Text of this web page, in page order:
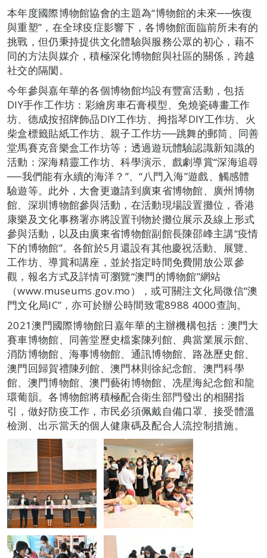
本年度國際博物館協會的主題為“博物館的未來──恢復
與重塑”，在全球疫症影響下，各博物館面臨前所未有的
挑戰，但仍秉持提供文化體驗與服務公眾的初心，藉不
同的方法與媒介，積極深化博物館與社區的關係，跨越
社交的隔閡。
今年參與嘉年華的各個博物館均設有豐富活動，包括
DIY手作工作坊：彩繪房車石膏模型、免燒瓷磚畫工作
坊、德成按招牌飾品DIY工作坊、拇指琴DIY工作坊、火
柴盒標籤貼紙工作坊、親子工作坊──跳舞的郵筒、同善
堂馬賽克音樂盒工作坊等；透過遊玩體驗認識新知識的
活動：深海精靈工作坊、科學演示、戲劇導賞“深海追尋
──我們能有永續的海洋？”、“八門入海”遊戲、觸感體
驗遊等。此外，大會更邀請到廣東省博物館、廣州博物
館、深圳博物館參與活動，在活動現場設置攤位，香港
康樂及文化事務署亦將設置刊物於攤位展示及線上形式
參與活動，以及由廣東省博物館副館長陳邵峰主講“疫情
下的博物館”。各館於5月還設有其他慶祝活動、展覽、
工作坊、導賞和講座，並於指定時間免費開放公眾參
觀，報名方式及詳情可瀏覽“澳門的博物館”網站
（www.museums.gov.mo），或可關注文化局微信“澳
門文化局IC”，亦可於辦公時間致電8988 4000查詢。
2021澳門國際博物館日嘉年華的主辦機構包括：澳門大
賽車博物館、同善堂歷史檔案陳列館、典當業展示館、
消防博物館、海事博物館、通訊博物館、路氹歷史館、
澳門回歸賀禮陳列館、澳門林則徐紀念館、澳門科學
館、澳門博物館、澳門藝術博物館、冼星海紀念館和龍
環葡韻。各博物館將積極配合衛生部門發出的相關指
引，做好防疫工作，市民必須佩戴自備口罩、接受體溫
檢測、出示當天的個人健康碼及配合人流控制措施。